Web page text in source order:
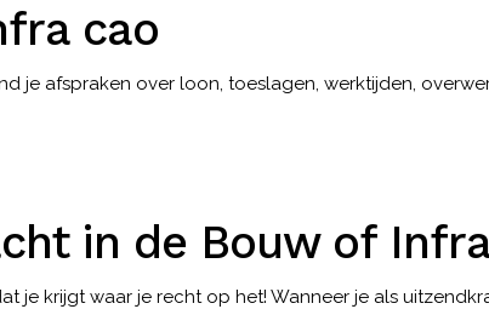
cao
je afspraken over loon, toeslagen, werktijden,
in de Bouw of
je krijgt waar je recht op het! Wanneer je als